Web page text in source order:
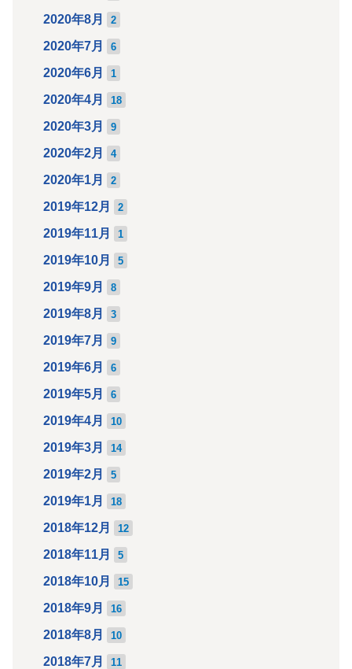
2020年8月 2
2020年7月 6
2020年6月 1
2020年4月 18
2020年3月 9
2020年2月 4
2020年1月 2
2019年12月 2
2019年11月 1
2019年10月 5
2019年9月 8
2019年8月 3
2019年7月 9
2019年6月 6
2019年5月 6
2019年4月 10
2019年3月 14
2019年2月 5
2019年1月 18
2018年12月 12
2018年11月 5
2018年10月 15
2018年9月 16
2018年8月 10
2018年7月 11